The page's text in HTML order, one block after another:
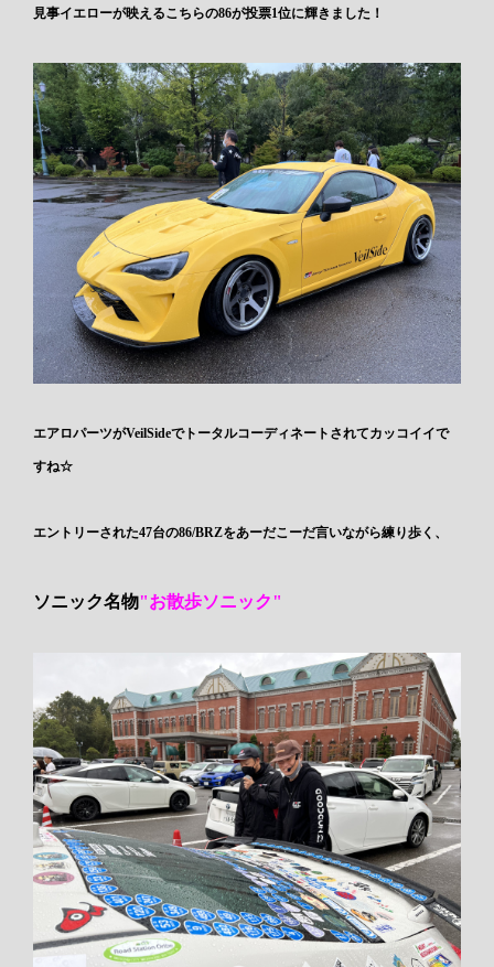
見事イエローが映えるこちらの86が投票1位に輝きました！
エアロパーツがVeilSideでトータルコーディネートされてカッコイイで
すね☆
エントリーされた47台の86/BRZをあーだこーだ言いながら練り歩く、
ソニック名物"お散歩ソニック"